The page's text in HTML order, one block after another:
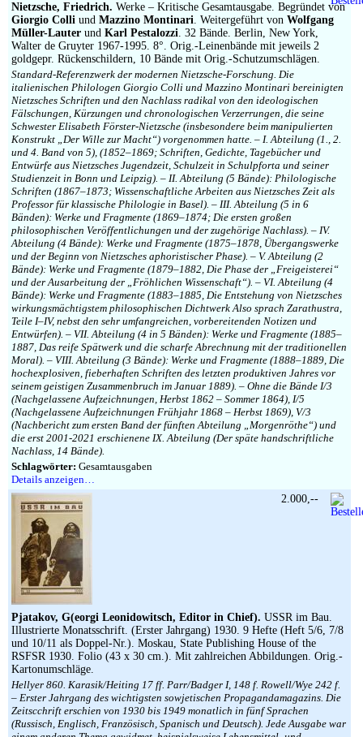
Nietzsche, Friedrich. Werke – Kritische Gesamtausgabe. Begründet von
Giorgio Colli und Mazzino Montinari. Weitergeführt von Wolfgang
Müller-Lauter und Karl Pestalozzi. 32 Bände. Berlin, New York,
Walter de Gruyter 1967-1995. 8°. Orig.-Leinenbände mit jeweils 2
goldgepr. Rückenschildern, 10 Bände mit Orig.-Schutzumschlägen.
Standard-Referenzwerk der modernen Nietzsche-Forschung. Die
italienischen Philologen Giorgio Colli und Mazzino Montinari bereinigten
Nietzsches Schriften und den Nachlass radikal von den ideologischen
Fälschungen, Kürzungen und chronologischen Verzerrungen, die seine
Schwester Elisabeth Förster-Nietzsche (insbesondere beim manipulierten
Konstrukt „Der Wille zur Macht“) vorgenommen hatte. – I. Abteilung (1., 2.
und 4. Band von 5), (1852–1869; Schriften, Gedichte, Tagebücher und
Entwürfe aus Nietzsches Jugendzeit, Schulzeit in Schulpforta und seiner
Studienzeit in Bonn und Leipzig). – II. Abteilung (5 Bände): Philologische
Schriften (1867–1873; Wissenschaftliche Arbeiten aus Nietzsches Zeit als
Professor für klassische Philologie in Basel). – III. Abteilung (5 in 6
Bänden): Werke und Fragmente (1869–1874; Die ersten großen
philosophischen Veröffentlichungen und der zugehörige Nachlass). – IV.
Abteilung (4 Bände): Werke und Fragmente (1875–1878, Übergangswerke
und der Beginn von Nietzsches aphoristischer Phase). – V. Abteilung (2
Bände): Werke und Fragmente (1879–1882, Die Phase der „Freigeisterei“
und der Ausarbeitung der „Fröhlichen Wissenschaft“). – VI. Abteilung (4
Bände): Werke und Fragmente (1883–1885, Die Entstehung von Nietzsches
wirkungsmächtigstem philosophischen Dichtwerk Also sprach Zarathustra,
Teile I–IV, nebst den sehr umfangreichen, vorbereitenden Notizen und
Entwürfen). – VII. Abteilung (4 in 5 Bänden): Werke und Fragmente (1885–
1887, Das reife Spätwerk und die scharfe Abrechnung mit der traditionellen
Moral). – VIII. Abteilung (3 Bände): Werke und Fragmente (1888–1889, Die
hochexplosiven, fieberhaften Schriften des letzten produktiven Jahres vor
seinem geistigen Zusammenbruch im Januar 1889). – Ohne die Bände I/3
(Nachgelassene Aufzeichnungen, Herbst 1862 – Sommer 1864), I/5
(Nachgelassene Aufzeichnungen Frühjahr 1868 – Herbst 1869), V/3
(Nachbericht zum ersten Band der fünften Abteilung „Morgenröthe“) und
die erst 2001-2021 erschienene IX. Abteilung (Der späte handschriftliche
Nachlass, 14 Bände).
Schlagwörter: Gesamtausgaben
Details anzeigen…
Pjatakov, G(eorgi Leonidowitsch, Editor in Chief). USSR im Bau.
Illustrierte Monatsschrift. (Erster Jahrgang) 1930. 9 Hefte (Heft 5/6, 7/8
und 10/11 als Doppel-Nr.). Moskau, State Publishing House of the
RSFSR 1930. Folio (43 x 30 cm.). Mit zahlreichen Abbildungen. Orig.-
Kartonumschläge.
Hellyer 860. Karasik/Heiting 17 ff. Parr/Badger I, 148 f. Rowell/Wye 242 f.
– Erster Jahrgang des wichtigsten sowjetischen Propagandamagazins. Die
Zeitscchrift erschien von 1930 bis 1949 monatlich in fünf Sprachen
(Russisch, Englisch, Französisch, Spanisch und Deutsch). Jede Ausgabe war
2.000,--